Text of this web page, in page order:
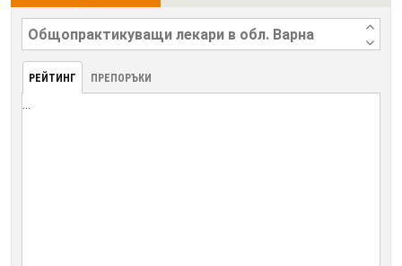
РЕЙТИНГ ПРЕПОРЪКИ
...